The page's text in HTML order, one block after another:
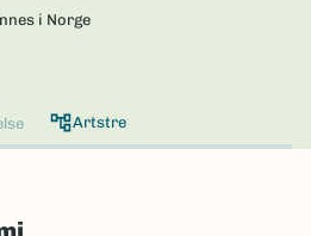
i Norge
Artstre